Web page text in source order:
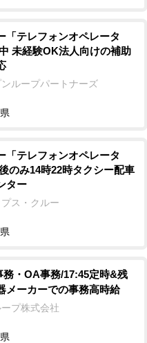
「テレフォンオペレータ
未経験OK法人向けの補助
ループパートナーズ
「テレフォンオペレータ
のみ14時22時タクシー配車
ター
ス・クルー
務・OA事務/17:45定時&残
メーカーでの事務高時給
プ株式会社